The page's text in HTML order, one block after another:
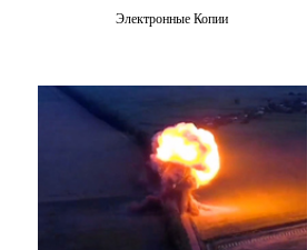
Электронные Копии